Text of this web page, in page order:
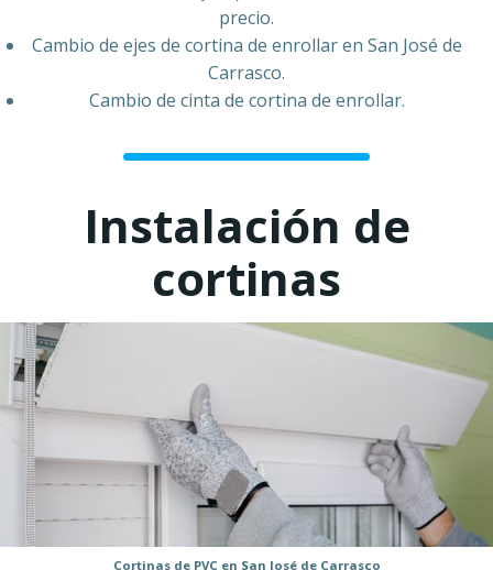
precio.
Cambio de ejes de cortina de enrollar en San José de
Carrasco.
Cambio de cinta de cortina de enrollar.
Instalación de
cortinas
Cortinas de PVC en San José de Carrasco